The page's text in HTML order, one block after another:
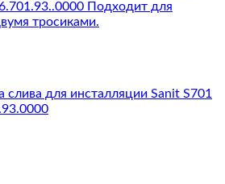
для инсталляции Sanit S701